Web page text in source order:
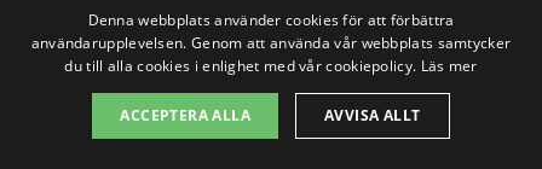
Sök efter en
professionell för bastu i
Denna webbplats använder cookies för att förbättra
användarupplevelsen. Genom att använda vår webbplats samtycker
du till alla cookies i enlighet med vår cookiepolicy. Läs mer
ACCEPTERA ALLA AVVISA ALLT